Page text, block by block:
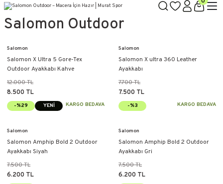
Salomon Outdoor
Salomon
Salomon X Ultra 5 Gore-Tex
Outdoor Ayakkabı Kahve
12.000 TL
8.500 TL
-%29 YENİ KARGO BEDAVA
Salomon
Salomon X ultra 360 Leather
Ayakkabı
7.700 TL
7.500 TL
-%3 KARGO BEDAVA
Salomon
Salomon Amphip Bold 2 Outdoor
Ayakkabı Siyah
7.500 TL
6.200 TL
Salomon
Salomon Amphip Bold 2 Outdoor
Ayakkabı Gri
7.500 TL
6.200 TL